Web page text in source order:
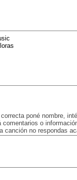
poné nombre,
o
canción no respondas